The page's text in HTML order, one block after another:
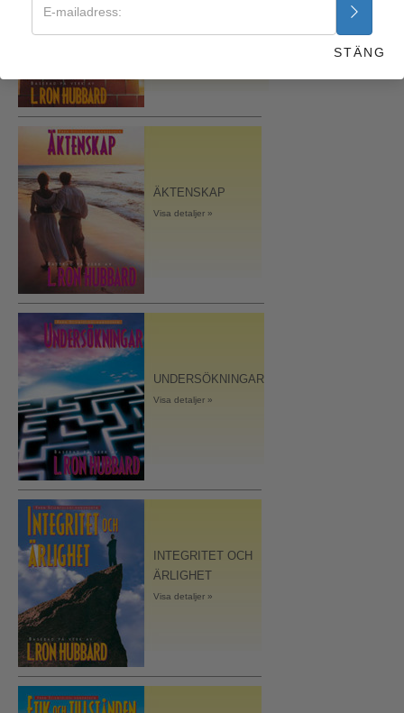
Visa detaljer »
ÄKTENSKAP
Visa detaljer »
UNDERSÖKNINGAR
Visa detaljer »
INTEGRITET OCH
ÄRLIGHET
Visa detaljer »
STÄNG